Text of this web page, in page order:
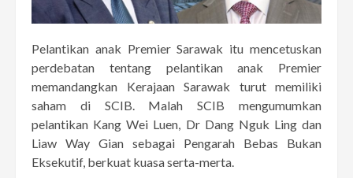
Pelantikan anak Premier Sarawak itu mencetuskan
perdebatan tentang pelantikan anak Premier
memandangkan Kerajaan Sarawak turut memiliki
saham di SCIB. Malah SCIB mengumumkan
pelantikan Kang Wei Luen, Dr Dang Nguk Ling dan
Liaw Way Gian sebagai Pengarah Bebas Bukan
Eksekutif, berkuat kuasa serta-merta.